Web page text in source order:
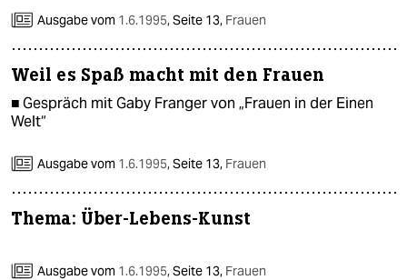
Ausgabe vom 1.6.1995,Seite 13, Frauen
Weil es Spaß macht mit den Frauen
■ Gespräch mit Gaby Franger von „Frauen in der Einen
Welt“
Ausgabe vom 1.6.1995,Seite 13, Frauen
Thema: Über-Lebens-Kunst
Ausgabe vom 1.6.1995,Seite 13, Frauen